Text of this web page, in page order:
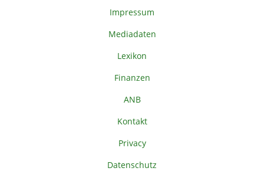
Impressum
Mediadaten
Lexikon
Finanzen
ANB
Kontakt
Privacy
Datenschutz